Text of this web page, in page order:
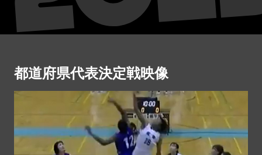
都道府県代表決定戦映像